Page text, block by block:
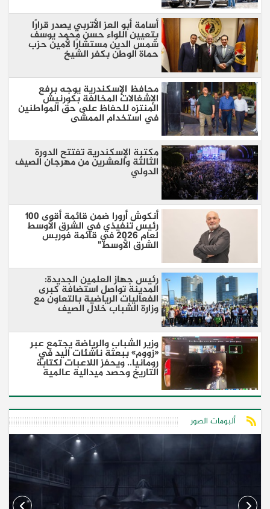
أسامة أبو العز الأتربي يصدر قرارًا
بتعيين اللواء حسن محمد يوسف
شمس الدين مستشارًا لأمين حزب
حماة الوطن بكفر الشيخ
محافظ الإسكندرية يوجه برفع
الإشغالات المخالفة بكورنيش
المنتزه للحفاظ على حق المواطنين
في استخدام الممشى
مكتبة الإسكندرية تفتتح الدورة
الثالثة والعشرين من مهرجان الصيف
الدولي
أنكوش أرورا ضمن قائمة أقوى 100
رئيس تنفيذي في الشرق الأوسط
لعام 2026 في قائمة فوربس
الشرق الأوسط"
رئيس جهاز العلمين الجديدة:
المدينة تواصل استضافة كبرى
الفعاليات الرياضية بالتعاون مع
وزارة الشباب خلال الصيف
وزير الشباب والرياضة يجتمع عبر
«زووم» ببعثة ناشئات اليد في
رومانيا.. ويحفز اللاعبات لكتابة
التاريخ وحصد ميدالية عالمية
ألبومات الصور